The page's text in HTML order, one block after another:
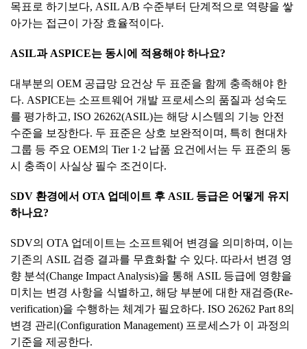
목표로 하기보다, ASIL A/B 수준부터 단계적으로 역량을 쌓
아가는 접근이 가장 효율적이다.
ASIL과ASPICE는 동시에 적용해야 하나요?
대부분의 OEM 공급망 요건상 두 표준을 함께 충족해야 한
다. ASPICE는 소프트웨어 개발 프로세스의 품질과 성숙도
를 평가하고, ISO 26262(ASIL)는 해당 시스템의 기능 안전
수준을 보장한다. 두 표준은 상호 보완적이며, 특히 현대차
그룹 등 주요 OEM의 Tier 1·2 납품 요건에서는 두 표준의 동
시 충족이 사실상 필수 조건이다.
SDV 환경에서 OTA 업데이트 후 ASIL 등급은 어떻게
유지
하나요?
SDV의 OTA 업데이트는 소프트웨어 변경을 의미하며, 이는
기존의 ASIL 검증 결과를 무효화할 수 있다. 따라서 변경 영
향 분석(Change Impact Analysis)을 통해 ASIL 등급에 영향을
미치는 변경 사항을 식별하고, 해당 부분에 대한 재검증(Re-
verification)을 수행하는 체계가 필요하다. ISO 26262 Part 8의
변경 관리(Configuration Management) 프로세스가 이 과정의
기준을 제공한다.